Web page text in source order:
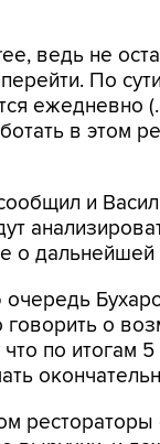
ведь не
По
ежедневно
в этом
и
о дальнейшей
говорить о
что по итогам